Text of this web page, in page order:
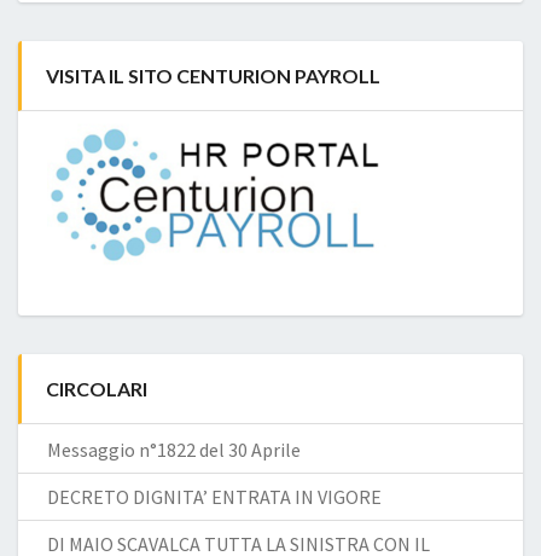
VISITA IL SITO CENTURION PAYROLL
CIRCOLARI
Messaggio n°1822 del 30 Aprile
DECRETO DIGNITA’ ENTRATA IN VIGORE
DI MAIO SCAVALCA TUTTA LA SINISTRA CON IL